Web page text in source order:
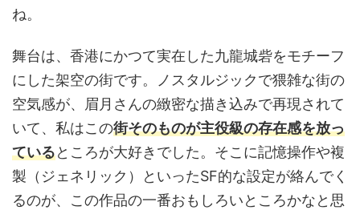
ね。
舞台は、香港にかつて実在した九龍城砦をモチーフ
にした架空の街です。ノスタルジックで猥雑な街の
空気感が、眉月さんの緻密な描き込みで再現されて
いて、私はこの街そのものが主役級の存在感を放っ
ているところが大好きでした。そこに記憶操作や複
製（ジェネリック）といったSF的な設定が絡んでく
るのが、この作品の一番おもしろいところかなと思